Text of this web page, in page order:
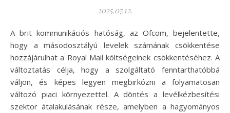
2025.07.12.
A brit kommunikációs hatóság, az Ofcom, bejelentette,
hogy a másodosztályú levelek számának csökkentése
hozzájárulhat a Royal Mail költségeinek csökkentéséhez. A
változtatás célja, hogy a szolgáltató fenntarthatóbbá
váljon, és képes legyen megbirkózni a folyamatosan
változó piaci környezettel. A döntés a levélkézbesítési
szektor átalakulásának része, amelyben a hagyományos